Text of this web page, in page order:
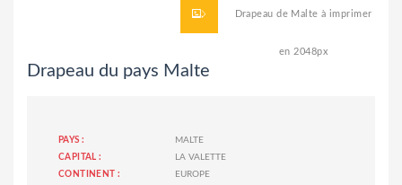
Drapeau de Malte à imprimer
en 2048px
Drapeau du pays Malte
PAYS :
MALTE
CAPITAL :
LA VALETTE
CONTINENT :
EUROPE